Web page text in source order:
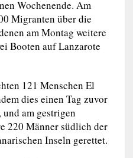
Wochenende. Am
Migranten über die
am Montag weitere
Booten auf Lanzarote
121 Menschen El
dies einen Tag zuvor
am gestrigen
220 Männer südlich der
Inseln gerettet.